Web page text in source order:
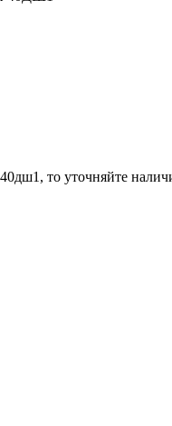
то уточняйте